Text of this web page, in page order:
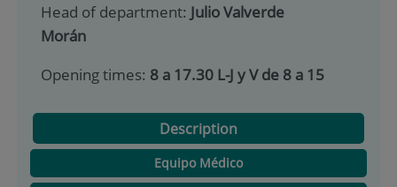
Head of department: Julio Valverde
Morán
Opening times: 8 a 17.30 L-J y V de 8 a 15
Description
Equipo Médico